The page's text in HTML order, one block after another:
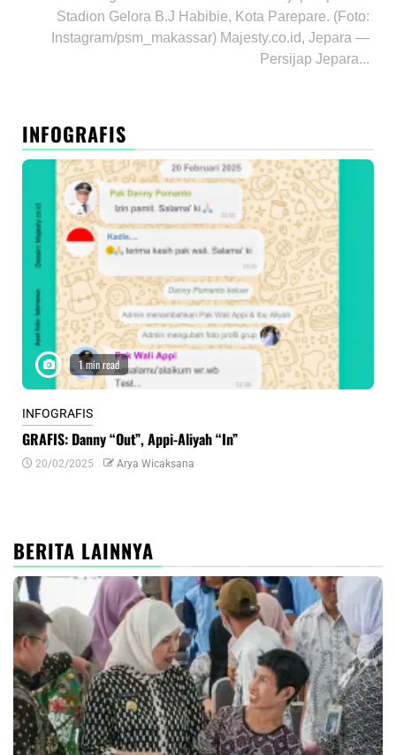
Stadion Gelora B.J Habibie, Kota Parepare. (Foto:
Instagram/psm_makassar) Majesty.co.id, Jepara —
Persijap Jepara...
INFOGRAFIS
1 min read
INFOGRAFIS
GRAFIS: Danny “Out”, Appi-Aliyah “In”
20/02/2025 Arya Wicaksana
BERITA LAINNYA